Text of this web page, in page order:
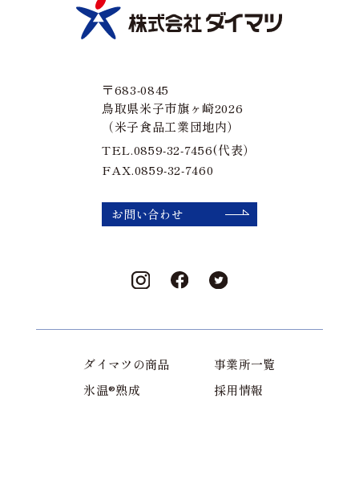
〒683-0845
鳥取県米子市旗ヶ崎2026
（米子食品工業団地内）
TEL.0859-32-7456(代表）
FAX.0859-32-7460
お問い合わせ
ダイマツの商品
氷温®熟成
事業所一覧
採用情報